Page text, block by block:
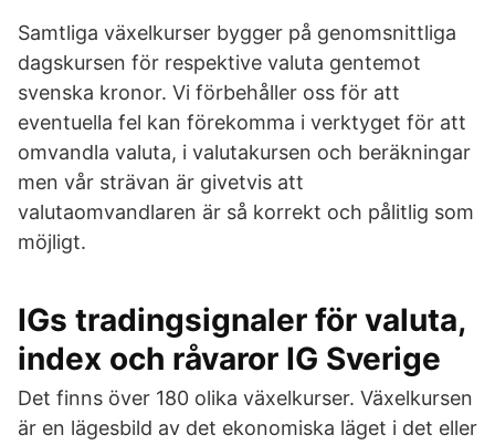
Samtliga växelkurser bygger på genomsnittliga
dagskursen för respektive valuta gentemot
svenska kronor. Vi förbehåller oss för att
eventuella fel kan förekomma i verktyget för att
omvandla valuta, i valutakursen och beräkningar
men vår strävan är givetvis att
valutaomvandlaren är så korrekt och pålitlig som
möjligt.
IGs tradingsignaler för valuta,
index och råvaror IG Sverige
Det finns över 180 olika växelkurser. Växelkursen
är en lägesbild av det ekonomiska läget i det eller